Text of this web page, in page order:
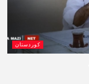
کوردستان